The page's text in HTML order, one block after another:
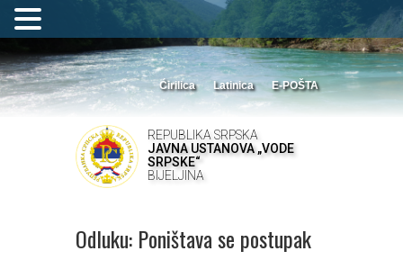
Ćirilica Latinica E-POŠTA
REPUBLIKA SRPSKA
JAVNA USTANOVA „VODE
SRPSKE“
BIJELJINA
Odluku: Poništava se postupak